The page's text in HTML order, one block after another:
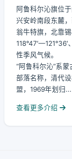
阿鲁科尔沁旗位
兴安岭南段东麓
翁牛特旗，北靠
性季风气候。
“阿鲁科尔沁”系
部落名称，清代
盟，1969年划归...
查看更多介绍